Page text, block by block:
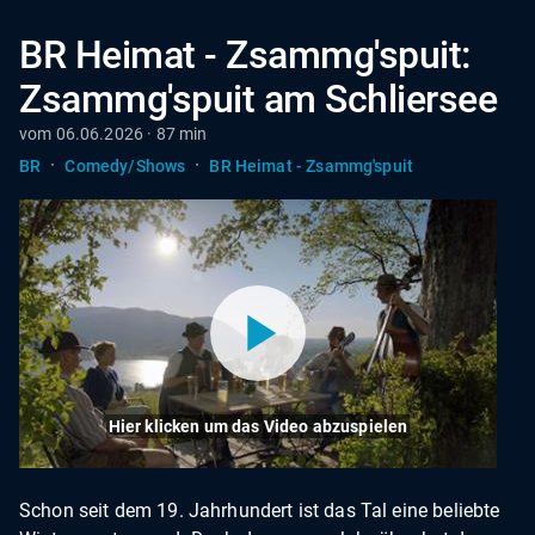
BR Heimat - Zsammg'spuit:
Zsammg'spuit am Schliersee
vom 06.06.2026 · 87 min
BR
· Comedy/Shows · BR Heimat - Zsammg'spuit
Hier klicken um das Video abzuspielen
Schon seit dem 19. Jahrhundert ist das Tal eine beliebte